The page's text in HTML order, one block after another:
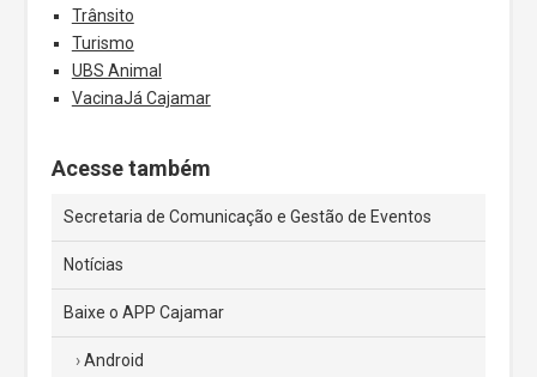
Trânsito
Turismo
UBS Animal
VacinaJá Cajamar
Acesse também
Secretaria de Comunicação e Gestão de Eventos
Notícias
Baixe o APP Cajamar
Android